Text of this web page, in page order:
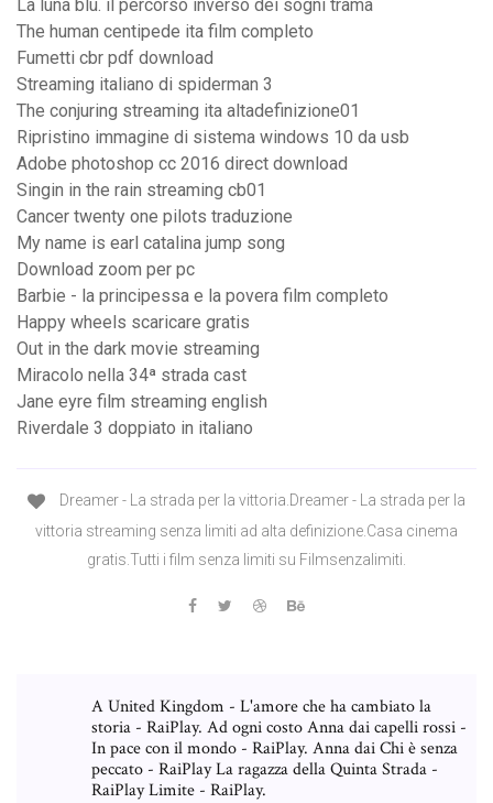
La luna blu. il percorso inverso dei sogni trama
The human centipede ita film completo
Fumetti cbr pdf download
Streaming italiano di spiderman 3
The conjuring streaming ita altadefinizione01
Ripristino immagine di sistema windows 10 da usb
Adobe photoshop cc 2016 direct download
Singin in the rain streaming cb01
Cancer twenty one pilots traduzione
My name is earl catalina jump song
Download zoom per pc
Barbie - la principessa e la povera film completo
Happy wheels scaricare gratis
Out in the dark movie streaming
Miracolo nella 34ª strada cast
Jane eyre film streaming english
Riverdale 3 doppiato in italiano
Dreamer - La strada per la vittoria.Dreamer - La strada per la
vittoria streaming senza limiti ad alta definizione.Casa cinema
gratis.Tutti i film senza limiti su Filmsenzalimiti.
A United Kingdom - L'amore che ha cambiato la
storia - RaiPlay. Ad ogni costo Anna dai capelli rossi -
In pace con il mondo - RaiPlay. Anna dai Chi è senza
peccato - RaiPlay La ragazza della Quinta Strada -
RaiPlay Limite - RaiPlay.